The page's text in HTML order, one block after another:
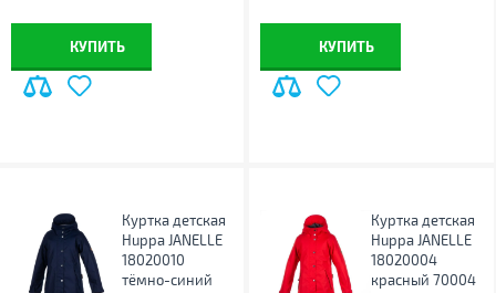
КУПИТЬ КУПИТЬ
Куртка детская
Huppa JANELLE
18020010
тёмно-синий
Куртка детская
Huppa JANELLE
18020004
красный 70004